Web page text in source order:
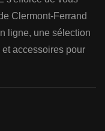
Clermont-Ferrand
ligne, une sélection
accessoires pour